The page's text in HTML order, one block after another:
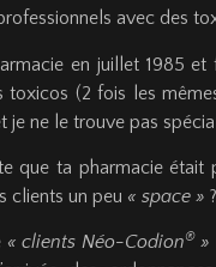
avec des
en juillet 1985
toxicos (2 fois les
je ne le trouve pas
que ta pharmacie était
clients un peu « space » ?
« clients Néo-Codion®»